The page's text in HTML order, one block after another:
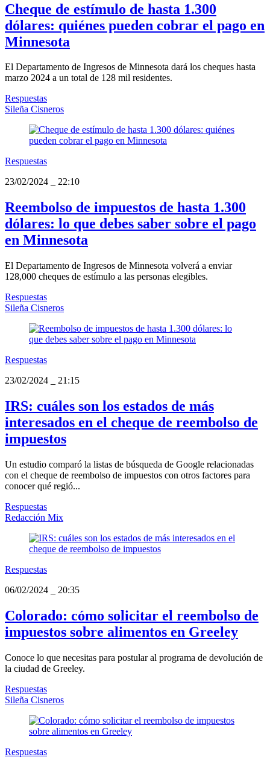
Cheque de estímulo de hasta 1.300
dólares: quiénes pueden cobrar el pago en
Minnesota
El Departamento de Ingresos de Minnesota dará los cheques hasta
marzo 2024 a un total de 128 mil residentes.
Respuestas
Sileña Cisneros
Respuestas
23/02/2024
22:10
Reembolso de impuestos de hasta 1.300
dólares: lo que debes saber sobre el pago
en Minnesota
El Departamento de Ingresos de Minnesota volverá a enviar
128,000 cheques de estímulo a las personas elegibles.
Respuestas
Sileña Cisneros
Respuestas
23/02/2024
21:15
IRS: cuáles son los estados de más
interesados en el cheque de reembolso de
impuestos
Un estudio comparó la listas de búsqueda de Google relacionadas
con el cheque de reembolso de impuestos con otros factores para
conocer qué regió...
Respuestas
Redacción Mix
Respuestas
06/02/2024
20:35
Colorado: cómo solicitar el reembolso de
impuestos sobre alimentos en Greeley
Conoce lo que necesitas para postular al programa de devolución de
la ciudad de Greeley.
Respuestas
Sileña Cisneros
Respuestas